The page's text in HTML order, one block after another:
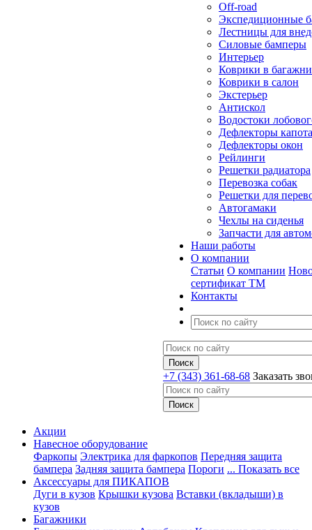
Off-road
Экспедиционные
Лестницы для
Силовые бамперы
Интерьер
Коврики в
Коврики в салон
Экстерьер
Антискол
Водостоки
Дефлекторы капота
Дефлекторы окон
Рейлинги
Решетки радиатора
Перевозка собак
Решетки для
Автогамаки
Чехлы на сиденья
Запчасти для
Наши работы
О компании
Статьи О компании
сертификат ТМ
Контакты
+7 (343) 361-68-68 Заказать
Акции
Навесное оборудование
Фаркопы Электрика для фаркопов Передняя защита
бампера Задняя защита бампера Пороги ... Показать все
Аксессуары для ПИКАПОВ
Дуги в кузов Крышки кузова Вставки (вкладыши) в
кузов
Багажники